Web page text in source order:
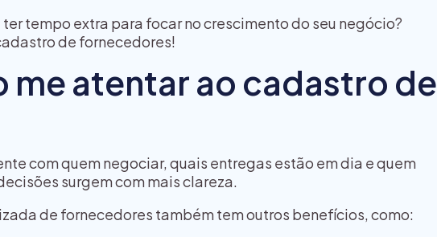
tempo extra para focar no crescimento do seu negócio?
de fornecedores!
me atentar ao cadastro de
com quem negociar, quais entregas estão em dia e quem
surgem com mais clareza.
de fornecedores também tem outros benefícios, como: